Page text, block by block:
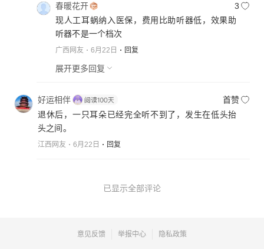
春暖花开
3
现人工耳蜗纳入医保，费用比助听器低，效果助
听器不是一个档次
广西网友 6月22日 回复
展开更多回复
好运相伴
首赞
退休后，一只耳朵已经完全听不到了，发生在低头抬
头之间。
江西网友 6月22日 回复
已显示全部评论
意见反馈 举报中心 隐私政策